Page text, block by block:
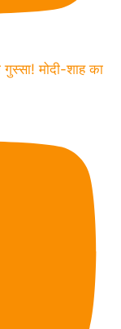
गुस्सा! मोदी-शाह का